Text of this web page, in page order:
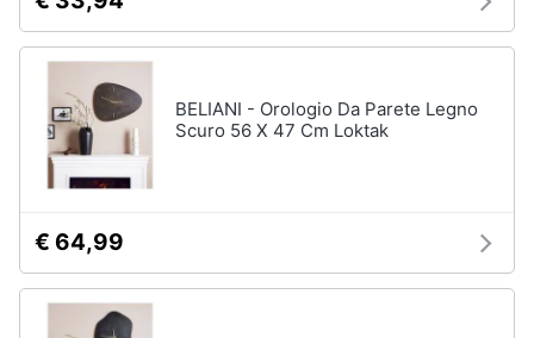
Portabiancheria
Lavatoio
lavanderia
Armadio
portascope
tutti
BELIANI - Orologio Da Parete Legno
Scuro 56 X 47 Cm Loktak
€ 64,99